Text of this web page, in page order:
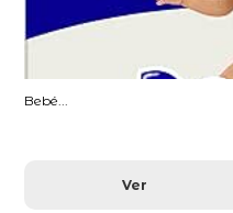
Bebé...
Ver